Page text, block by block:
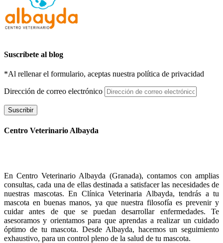
Suscríbete al blog
*Al rellenar el formulario, aceptas nuestra política de privacidad
Dirección de correo electrónico
Suscribir
Centro Veterinario Albayda
En Centro Veterinario Albayda (Granada), contamos con amplias
consultas, cada una de ellas destinada a satisfacer las necesidades de
nuestras mascotas. En Clínica Veterinaria Albayda, tendrás a tu
mascota en buenas manos, ya que nuestra filosofía es prevenir y
cuidar antes de que se puedan desarrollar enfermedades. Te
asesoramos y orientamos para que aprendas a realizar un cuidado
óptimo de tu mascota. Desde Albayda, hacemos un seguimiento
exhaustivo, para un control pleno de la salud de tu mascota.